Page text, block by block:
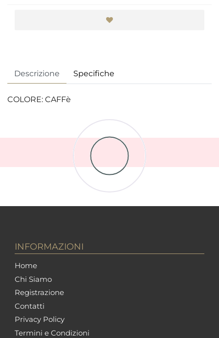
Descrizione Specifiche
COLORE: CAFFè
INFORMAZIONI
Home
Chi Siamo
Registrazione
Contatti
Privacy Policy
Termini e Condizioni